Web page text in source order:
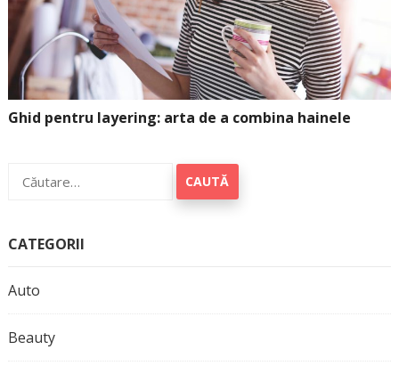
Ghid pentru layering: arta de a combina hainele
după:
CATEGORII
Auto
Beauty